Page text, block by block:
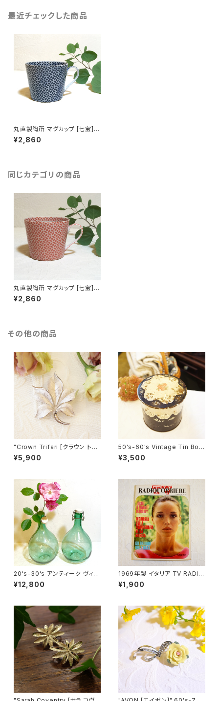
最近チェックした商品
丸直製陶所 マグカップ [七宝]
（藍）
¥2,860
同じカテゴリの商品
丸直製陶所 マグカップ [七宝]
（ピンク）
¥2,860
その他の商品
"Crown Trifari [クラウン トリ
ファリ]" 50-60's 葉モチーフ
¥5,900
50's-60's Vintage Tin Box
[OV-10]
¥3,500
20's-30's アンティーク ヴィン
テージ 大きな陶器栓付きワイン
ボトル(３L）from フランス [GV-
¥12,800
1969年製 イタリア TV RADIO
雑誌 "TV RADIOCORRIERE"
[OB-2]
¥1,900